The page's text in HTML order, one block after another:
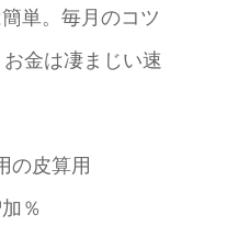
単。毎月のコツ
金は凄まじい速
の皮算用
％